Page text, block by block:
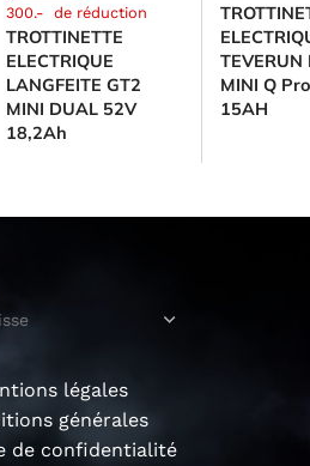
300.- de réduction
TROTTINETTE
ELECTRIQUE
LANGFEITE GT2
MINI DUAL 52V
18,2Ah
TEVERUN
MINI Q
15AH
légales
générales
de confidentialité